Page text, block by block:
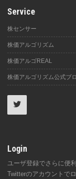
Service
株センサー
株価アルゴリズム
株価アルゴREAL
株価アルゴリズム公式ブ
Login
ユーザ登録でさらに便
Twitterのアカウントで